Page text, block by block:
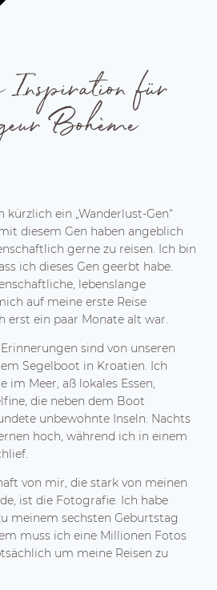
Inspiration für
Bohème
ein „Wanderlust-Gen“
diesem Gen haben angeblich
gerne zu reisen. Ich bin
ich dieses Gen geerbt habe.
lebenslange
auf meine erste Reise
erst ein paar Monate alt war.
sind von unseren
Segelboot in Kroatien. Ich
im Meer, aß lokales Essen,
die neben dem Boot
unbewohnte Inseln. Nachts
hoch, während ich in einem
von mir, die stark von meinen
ist die Fotografie. Ich habe
meinem sechsten Geburtstag
muss ich eine Millionen Fotos
um meine Reisen zu